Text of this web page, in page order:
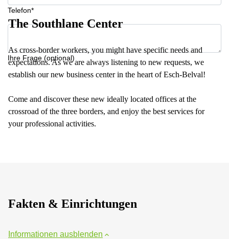
Telefon*
Ihre Frage (optional)
The Southlane Center
As cross-border workers, you might have specific needs and
expectations. As we are always listening to new requests, we
establish our new business center in the heart of Esch-Belval!
Come and discover these new ideally located offices at the
crossroad of the three borders, and enjoy the best services for
your professional activities.
Fakten & Einrichtungen
Informationen ausblenden